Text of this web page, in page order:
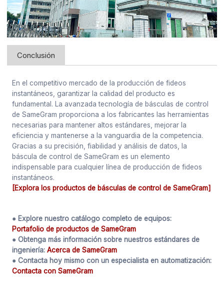
Conclusión
En el competitivo mercado de la producción de fideos
instantáneos, garantizar la calidad del producto es
fundamental. La avanzada tecnología de básculas de control
de SameGram proporciona a los fabricantes las herramientas
necesarias para mantener altos estándares, mejorar la
eficiencia y mantenerse a la vanguardia de la competencia.
Gracias a su precisión, fiabilidad y análisis de datos, la
báscula de control de SameGram es un elemento
indispensable para cualquier línea de producción de fideos
instantáneos.
[Explora los productos de básculas de control de SameGram]
● Explore nuestro catálogo completo de equipos:
Portafolio de productos de SameGram
● Obtenga más información sobre nuestros estándares de
ingeniería: Acerca de SameGram
● Contacta hoy mismo con un especialista en automatización:
Contacta con SameGram